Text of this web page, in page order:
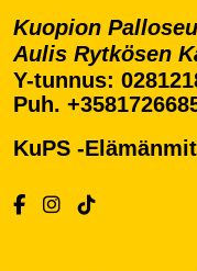
Kuopion
Aulis Rytkösen
Y-tunnus:
Puh.
KuPS -